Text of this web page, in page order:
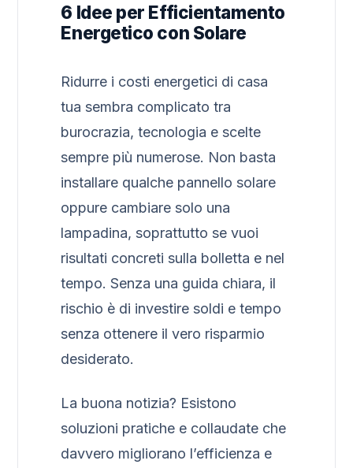
6 Idee per Efficientamento
Energetico con Solare
Ridurre i costi energetici di casa
tua sembra complicato tra
burocrazia, tecnologia e scelte
sempre più numerose. Non basta
installare qualche pannello solare
oppure cambiare solo una
lampadina, soprattutto se vuoi
risultati concreti sulla bolletta e nel
tempo. Senza una guida chiara, il
rischio è di investire soldi e tempo
senza ottenere il vero risparmio
desiderato.
La buona notizia? Esistono
soluzioni pratiche e collaudate che
davvero migliorano l’efficienza e